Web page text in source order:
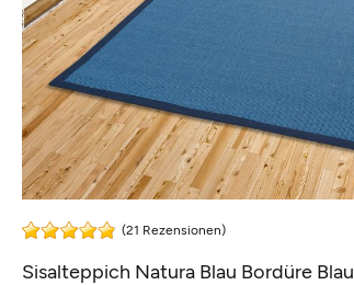
(21 Rezensionen)
Sisalteppich Natura Blau Bordüre Blau